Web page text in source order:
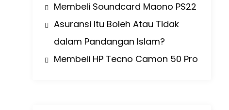
Membeli Soundcard Maono PS22
Asuransi Itu Boleh Atau Tidak
dalam Pandangan Islam?
Membeli HP Tecno Camon 50 Pro